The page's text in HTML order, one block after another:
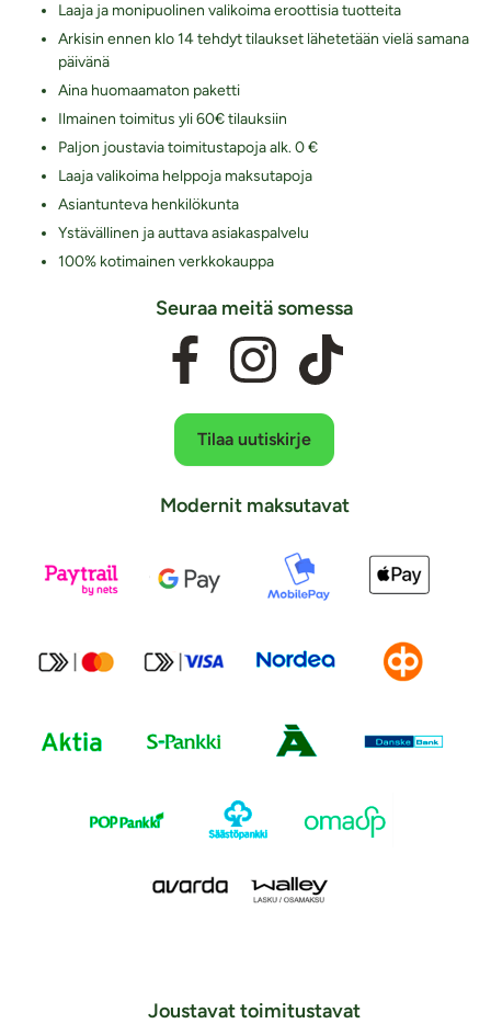
Laaja ja monipuolinen valikoima eroottisia tuotteita
Arkisin ennen klo 14 tehdyt tilaukset lähetetään vielä samana
päivänä
Aina huomaamaton paketti
Ilmainen toimitus yli 60€ tilauksiin
Paljon joustavia toimitustapoja alk. 0 €
Laaja valikoima helppoja maksutapoja
Asiantunteva henkilökunta
Ystävällinen ja auttava asiakaspalvelu
100% kotimainen verkkokauppa
Seuraa meitä somessa
Tilaa uutiskirje
Modernit maksutavat
Joustavat toimitustavat